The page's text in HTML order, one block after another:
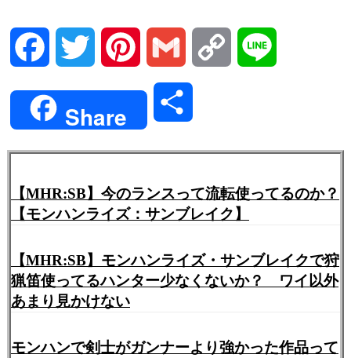
Facebook Twitter Pinterest Gmail Copy
Share
【MHR:SB】今のランスって流転使ってるのか？
【モンハンライズ：サンブレイク】
【MHR:SB】モンハンライズ・サンブレイクで狩
猟笛使ってるハンター少なくないか？ ワイ以外
あまり見かけない
モンハンで剣士がガンナーより強かった作品って